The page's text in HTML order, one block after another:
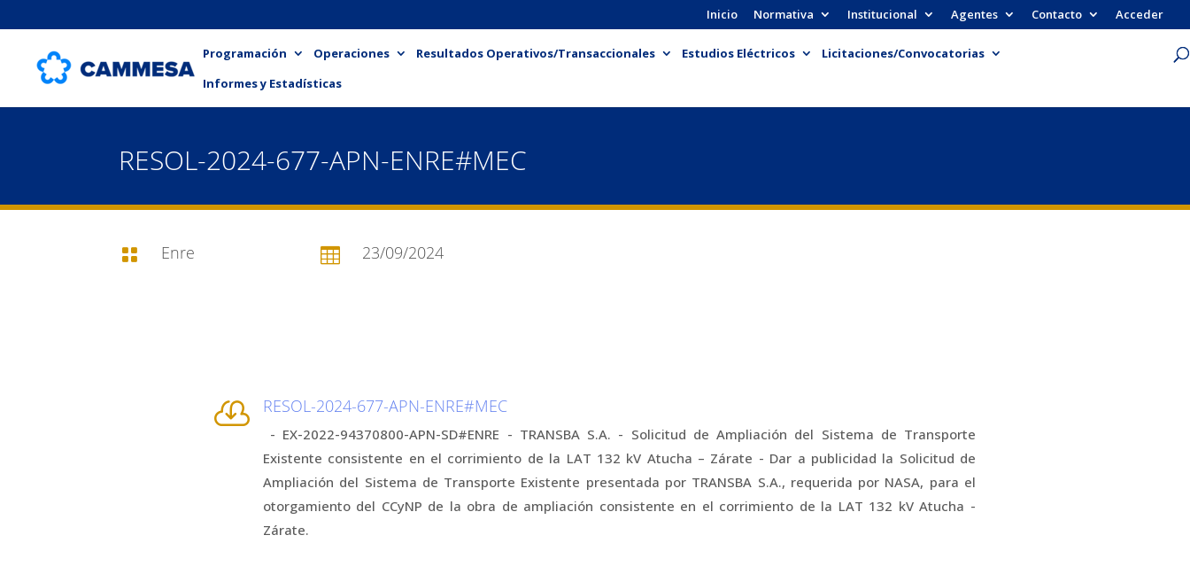
Inicio Normativa Institucional Agentes Contacto Acceder
Programación Operaciones Resultados Operativos/Transaccionales Estudios Eléctricos
Licitaciones/Convocatorias
Informes y Estadísticas
RESOL-2024-677-APN-ENRE#MEC
 Enre  23/09/2024
 RESOL-2024-677-APN-ENRE#MEC
- EX-2022-94370800-APN-SD#ENRE - TRANSBA S.A. - Solicitud de Ampliación del Sistema de Transporte
Existente consistente en el corrimiento de la LAT 132 kV Atucha – Zárate - Dar a publicidad la Solicitud de
Ampliación del Sistema de Transporte Existente presentada por TRANSBA S.A., requerida por NASA, para el
otorgamiento del CCyNP de la obra de ampliación consistente en el corrimiento de la LAT 132 kV Atucha -
Zárate.